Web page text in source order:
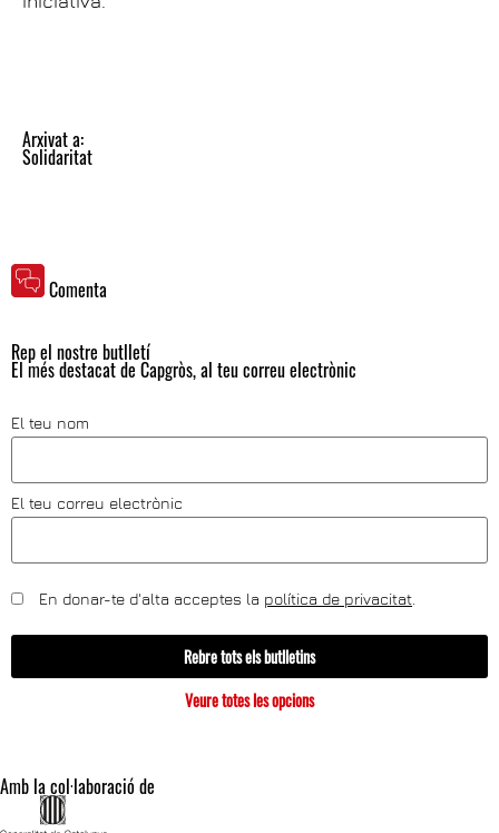
Arxivat a:
Solidaritat
Comenta
Rep el nostre butlletí
El més destacat de Capgròs, al teu correu electrònic
El teu nom
El teu correu electrònic
En donar-te d'alta acceptes la política de privacitat
Rebre tots els butlletins
Veure totes les opcions
Amb la col·laboració de